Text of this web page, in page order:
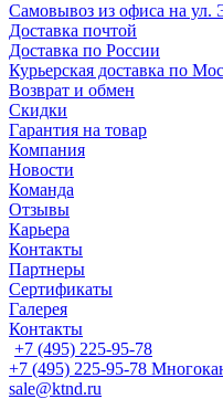
Самовывоз из офиса на ул.
Доставка почтой
Доставка по России
Курьерская доставка по
Возврат и обмен
Скидки
Гарантия на товар
Компания
Новости
Команда
Отзывы
Карьера
Контакты
Партнеры
Сертификаты
Галерея
Контакты
+7 (495) 225-95-78
+7 (495) 225-95-78
sale@ktnd.ru